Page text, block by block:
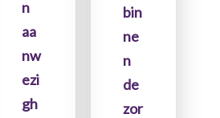
n
aa
nw
ezi
gh
bin
ne
n
de
zor